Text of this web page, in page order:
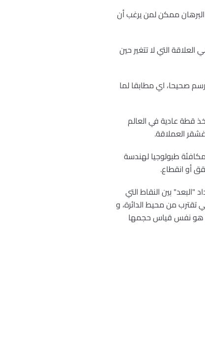
ممكن لمن يرغب أن
التي لا تتغير حين
صحيحا، اي مطابقا لما
قطة عادية في العالم
العملاقة.
طبولوجيا لهندسة
أو انقطاع.
"البعد" بين النقاط التي
تقترب من محيط الدائرة، و
هو نفس قياس حجمها